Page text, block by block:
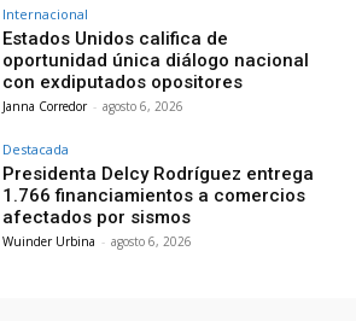
Internacional
Estados Unidos califica de
oportunidad única diálogo nacional
con exdiputados opositores
Janna Corredor - agosto 6, 2026
Destacada
Presidenta Delcy Rodríguez entrega
1.766 financiamientos a comercios
afectados por sismos
Wuinder Urbina - agosto 6, 2026